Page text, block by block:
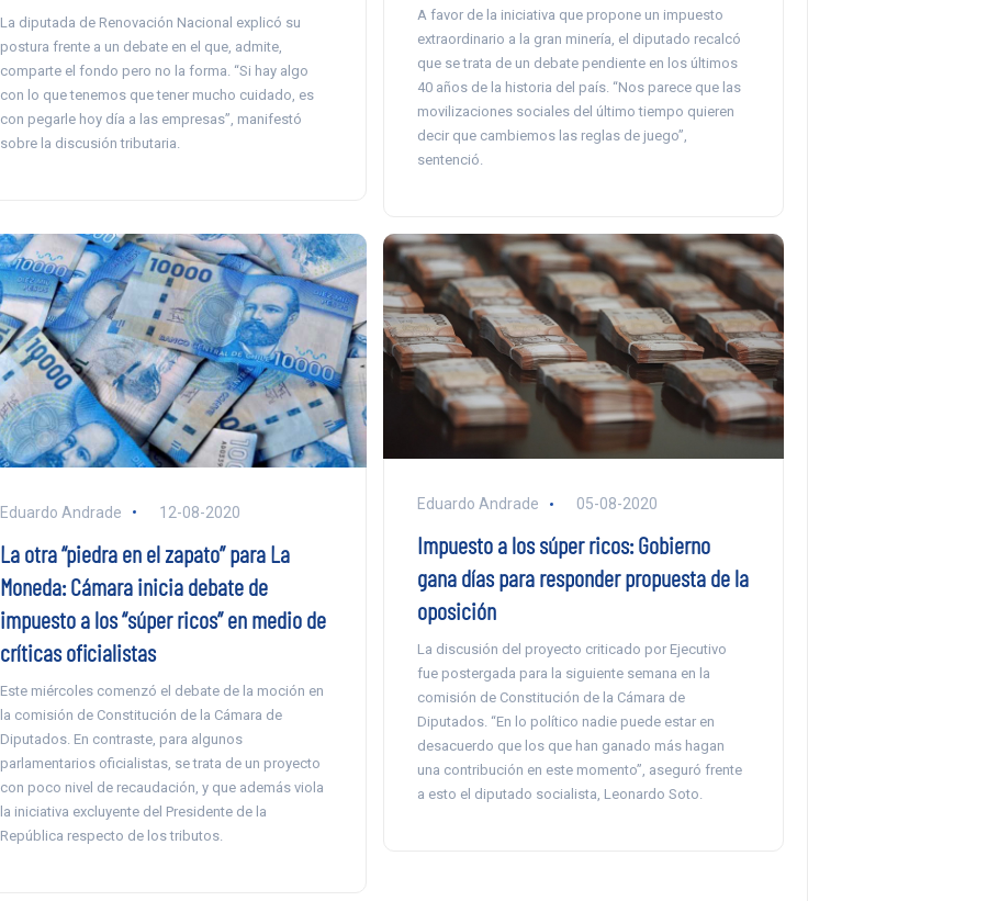
La diputada de Renovación Nacional explicó su
postura frente a un debate en el que, admite,
comparte el fondo pero no la forma. “Si hay algo
con lo que tenemos que tener mucho cuidado, es
con pegarle hoy día a las empresas”, manifestó
sobre la discusión tributaria.
A favor de la iniciativa que propone un impuesto
extraordinario a la gran minería, el diputado recalcó
que se trata de un debate pendiente en los últimos
40 años de la historia del país. “Nos parece que las
movilizaciones sociales del último tiempo quieren
decir que cambiemos las reglas de juego”,
sentenció.
Eduardo Andrade 12-08-2020
La otra “piedra en el zapato” para La
Moneda: Cámara inicia debate de
impuesto a los “súper ricos” en medio de
críticas oficialistas
Este miércoles comenzó el debate de la moción en
la comisión de Constitución de la Cámara de
Diputados. En contraste, para algunos
parlamentarios oficialistas, se trata de un proyecto
con poco nivel de recaudación, y que además viola
la iniciativa excluyente del Presidente de la
República respecto de los tributos.
Eduardo Andrade 05-08-2020
Impuesto a los súper ricos: Gobierno
gana días para responder propuesta de la
oposición
La discusión del proyecto criticado por Ejecutivo
fue postergada para la siguiente semana en la
comisión de Constitución de la Cámara de
Diputados. “En lo político nadie puede estar en
desacuerdo que los que han ganado más hagan
una contribución en este momento”, aseguró frente
a esto el diputado socialista, Leonardo Soto.